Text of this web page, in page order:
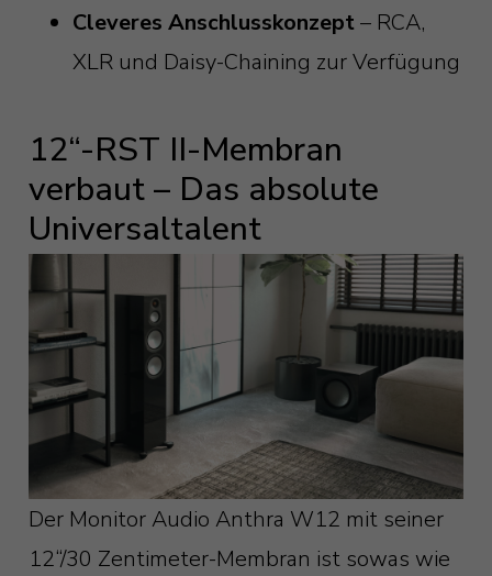
Cleveres Anschlusskonzept – RCA,
XLR und Daisy-Chaining zur Verfügung
12“-RST II-Membran
verbaut – Das absolute
Universaltalent
Der Monitor Audio Anthra W12 mit seiner
12“/30 Zentimeter-Membran ist sowas wie